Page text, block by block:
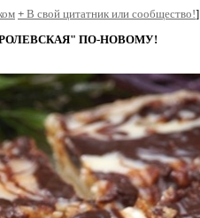
+ В свой цитатник или сообщество!]
ПО-НОВОМУ!